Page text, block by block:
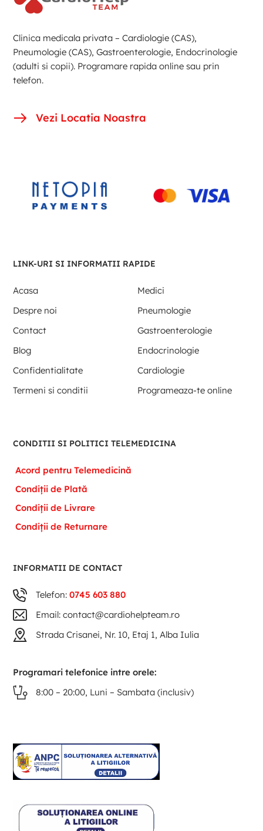
Clinica medicala privata – Cardiologie (CAS),
Pneumologie (CAS), Gastroenterologie, Endocrinologie
(adulti si copii). Programare rapida online sau prin
telefon.
Vezi Locatia Noastra
LINK-URI SI INFORMATII RAPIDE
Acasa
Medici
Despre noi
Pneumologie
Contact
Gastroenterologie
Blog
Endocrinologie
Confidentialitate
Cardiologie
Termeni si conditii
Programeaza-te online
CONDITII SI POLITICI TELEMEDICINA
Acord pentru Telemedicină
Condiții de Plată
Condiții de Livrare
Condiții de Returnare
INFORMATII DE CONTACT
Telefon:0745 603 880
Email: contact@cardiohelpteam.ro
Strada Crisanei, Nr. 10, Etaj 1, Alba Iulia
Programari telefonice intre orele:
8:00 – 20:00, Luni – Sambata (inclusiv)